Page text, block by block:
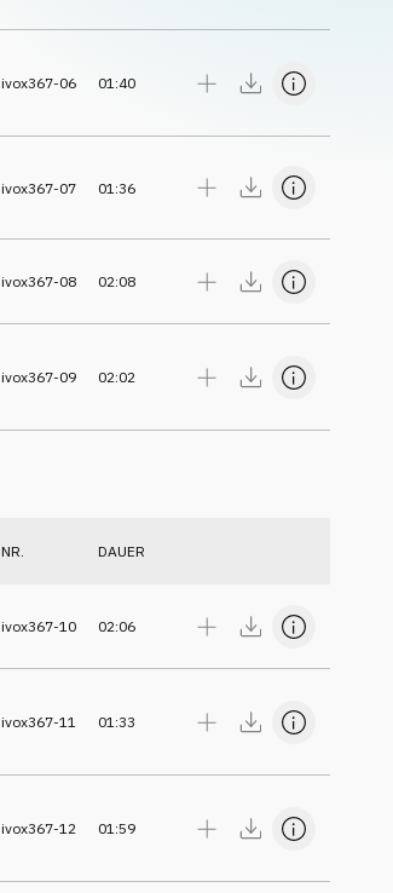
ivox367-06 01:40
ivox367-07 01:36
ivox367-08 02:08
ivox367-09 02:02
NR. DAUER
ivox367-10 02:06
ivox367-11 01:33
ivox367-12 01:59